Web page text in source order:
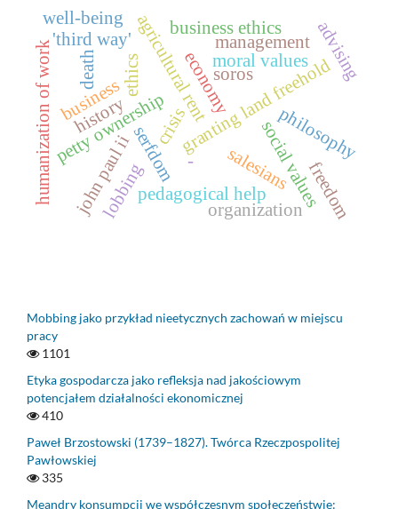
-
serfdom
agricultural rentgranting land freehold
petty ownership
pedagogical help
ethics
john paul ii
economy
salesianssocial values
moral values
humanization of work advising
business
philosophy
history
organization
management
business ethics
'third way'
freedom
well-being
lobbing
death
crisis
soros
Mobbing jako przykład nieetycznych zachowań w miejscu
pracy
1101
Etyka gospodarcza jako refleksja nad jakościowym
potencjałem działalności ekonomicznej
410
Paweł Brzostowski (1739–1827). Twórca Rzeczpospolitej
Pawłowskiej
335
Meandry konsumpcji we współczesnym społeczeństwie: